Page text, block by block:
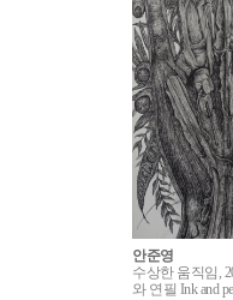
안준영
수상한 움직임,
와 연필 Ink and